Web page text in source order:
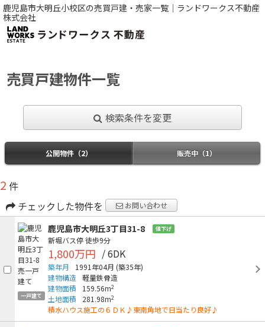
鹿児島市大明丘小校区の売買戸建・売家一覧｜ランドワークス不動産
株式会社
売買戸建物件一覧
検索条件を変更
公開物件（2） 販売中（1）
2 件
チェックした物件を
お問い合わせ
一戸建て
鹿児島市大明丘3丁目31-8 値下げ
新堀バス停徒歩9分
1,800万円 / 6DK
築年月 1991年04月 (築35年)
建物構造 軽量鉄骨造
建物面積
159.56m2
土地面積 281.98m2
積水ハウス施工の６ＤＫ♪東南角地で日当たり良好♪